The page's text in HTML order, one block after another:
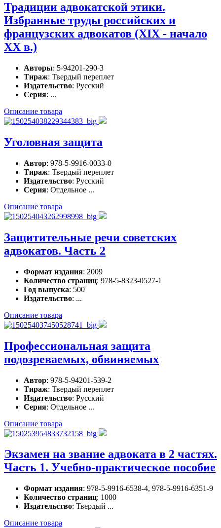
Традиции адвокатской этики.
Избранные труды российских и
французских адвокатов (XIX - начало
XX в.)
Авторы: 5-94201-290-3
Тираж: Твердый переплет
Издательство: Русский
Серия: ...
Описание товара
Уголовная защита
Автор: 978-5-9916-0033-0
Тираж: Твердый переплет
Издательство: Русский
Серия: Отдельное ...
Описание товара
Защитительные речи советских
адвокатов. Часть 2
Формат издания: 2009
Количество страниц: 978-5-8323-0527-1
Год выпуска: 500
Издательство: ...
Описание товара
Профессиональная защита
подозреваемых, обвиняемых
Автор: 978-5-94201-539-2
Тираж: Твердый переплет
Издательство: Русский
Серия: Отдельное ...
Описание товара
Экзамен на звание адвоката в 2 частях.
Часть 1. Учебно-практическое пособие
Формат издания: 978-5-9916-6538-4, 978-5-9916-6351-9
Количество страниц: 1000
Издательство: Твердый ...
Описание товара